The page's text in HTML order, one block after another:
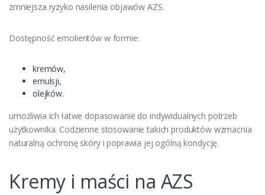
zmniejsza ryzyko nasilenia objawów AZS.
Dostępność emolientów w formie:
kremów,
emulsji,
olejków.
umożliwia ich łatwe dopasowanie do indywidualnych potrzeb
użytkownika. Codzienne stosowanie takich produktów wzmacnia
naturalną ochronę skóry i poprawia jej ogólną kondycję.
Kremy i maści na AZS